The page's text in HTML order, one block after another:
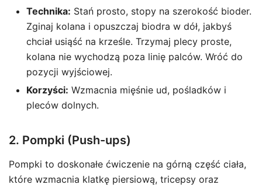
Technika: Stań prosto, stopy na szerokość bioder.
Zginaj kolana i opuszczaj biodra w dół, jakbyś
chciał usiąść na krześle. Trzymaj plecy proste,
kolana nie wychodzą poza linię palców. Wróć do
pozycji wyjściowej.
Korzyści: Wzmacnia mięśnie ud, pośladków i
pleców dolnych.
2. Pompki (Push-ups)
Pompki to doskonałe ćwiczenie na górną część ciała,
które wzmacnia klatkę piersiową, tricepsy oraz